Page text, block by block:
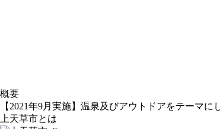
概要
【2021年9月実施】温泉及びアウトドアをテーマ
上天草市とは